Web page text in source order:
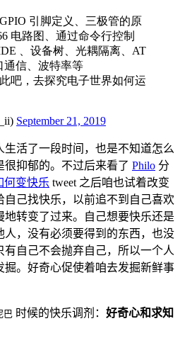
引脚定义、三极管的原
电路图、通过命令行控制
、设备树、光耦隔离、AT
通信、波特率等
吧，去探究电子世界如何运
September 21, 2019
生活了一段时间，也是不知道怎么
抑郁的。不过后来看了 Philo 分
何变快乐 tweet 之后咱也试着改变
自己找快乐，以前追不到自己喜欢
转变了过来。自己想要快乐还是
，没有必须要得到的东西，也没
自己不会抛弃自己，所以一个人
掘。好奇心促使着咱去发掘新鲜事
巴 时候的快乐调剂： 好奇心和求知